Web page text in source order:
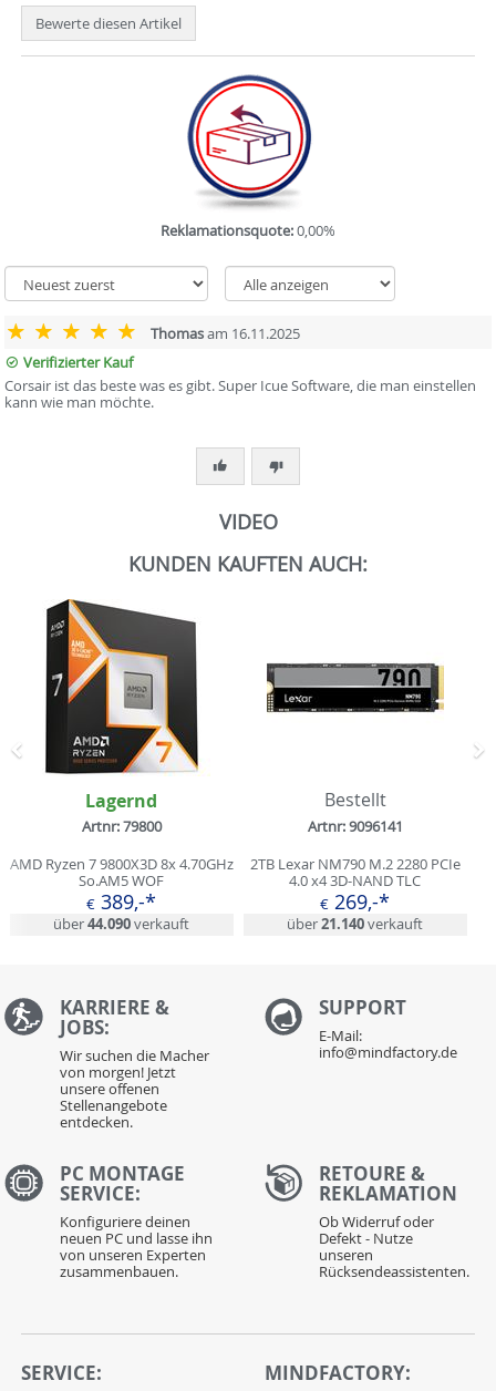
Bewerte diesen Artikel
Reklamationsquote:0,00%
Thomasam 16.11.2025
Verifizierter Kauf
Corsair ist das beste was es gibt. Super Icue Software, die man einstellen
kann wie man möchte.
VIDEO
KUNDEN KAUFTEN AUCH:
Lagernd
Artnr: 79800
AMD Ryzen 7 9800X3D 8x 4.70GHz
So.AM5 WOF
€ 389,-*
über44.090verkauft
Bestellt
Artnr: 9096141
2TB Lexar NM790 M.2 2280 PCIe
4.0 x4 3D-NAND TLC
(LNM790X002T-RNNNG)
€ 269,-*
über21.140verkauft
Zurück
KARRIERE &
JOBS:
Wir suchen die Macher
von morgen! Jetzt
unsere offenen
Stellenangebote
entdecken.
SUPPORT
E-Mail:
info@mindfactory.de
PC MONTAGE
SERVICE:
Konfiguriere deinen
neuen PC und lasse ihn
von unseren Experten
zusammenbauen.
RETOURE &
REKLAMATION
Ob Widerruf oder
Defekt - Nutze
unseren
Rücksendeassistenten.
SERVICE: MINDFACTORY: